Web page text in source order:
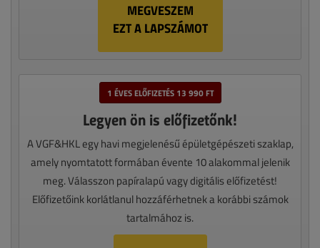
MEGVESZEM
EZT A LAPSZÁMOT
1 ÉVES ELŐFIZETÉS 13 990 FT
Legyen ön is előfizetőnk!
A VGF&HKL egy havi megjelenésű épületgépészeti szaklap,
amely nyomtatott formában évente 10 alakommal jelenik
meg. Válasszon papíralapú vagy digitális előfizetést!
Előfizetőink korlátlanul hozzáférhetnek a korábbi számok
tartalmához is.